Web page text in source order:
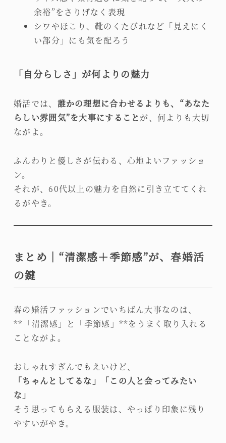
余裕”をさりげなく表現
シワやほこり、靴のくたびれなど「見えにく
い部分」にも気を配ろう
「自分らしさ」が何よりの魅力
婚活では、 誰かの理想に合わせるよりも、“あなた
らしい雰囲気”を大事にすることが、何よりも大切
ながよ。
ふんわりと優しさが伝わる、心地よいファッショ
ン。
それが、60代以上の魅力を自然に引き立ててくれ
るがやき。
まとめ｜“清潔感＋季節感”が、春婚活
の鍵
春の婚活ファッションでいちばん大事なのは、
**「清潔感」と「季節感」**をうまく取り入れる
ことながよ。
おしゃれすぎんでもえいけど、
「ちゃんとしてるな」「この人と会ってみたい
な」
そう思ってもらえる服装は、やっぱり印象に残り
やすいがやき。